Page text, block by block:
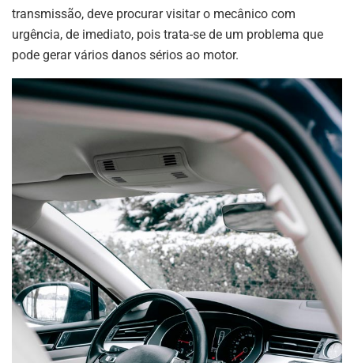
transmissão, deve procurar visitar o mecânico com
urgência, de imediato, pois trata-se de um problema que
pode gerar vários danos sérios ao motor.